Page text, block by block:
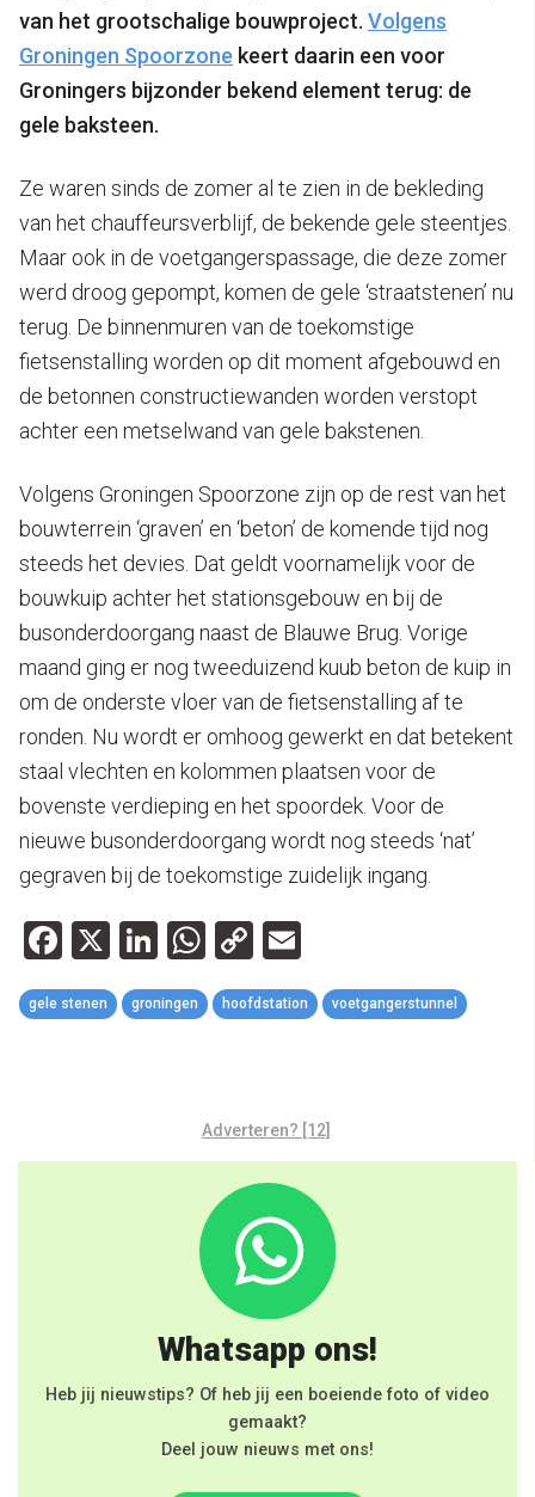
van het grootschalige bouwproject. Volgens
Groningen Spoorzone keert daarin een voor
Groningers bijzonder bekend element terug: de
gele baksteen.
Ze waren sinds de zomer al te zien in de bekleding
van het chauffeursverblijf, de bekende gele steentjes.
Maar ook in de voetgangerspassage, die deze zomer
werd droog gepompt, komen de gele ‘straatstenen’ nu
terug. De binnenmuren van de toekomstige
fietsenstalling worden op dit moment afgebouwd en
de betonnen constructiewanden worden verstopt
achter een metselwand van gele bakstenen.
Volgens Groningen Spoorzone zijn op de rest van het
bouwterrein ‘graven’ en ‘beton’ de komende tijd nog
steeds het devies. Dat geldt voornamelijk voor de
bouwkuip achter het stationsgebouw en bij de
busonderdoorgang naast de Blauwe Brug. Vorige
maand ging er nog tweeduizend kuub beton de kuip in
om de onderste vloer van de fietsenstalling af te
ronden. Nu wordt er omhoog gewerkt en dat betekent
staal vlechten en kolommen plaatsen voor de
bovenste verdieping en het spoordek. Voor de
nieuwe busonderdoorgang wordt nog steeds ‘nat’
gegraven bij de toekomstige zuidelijk ingang.
Facebook
X LinkedIn
WhatsApp
Copy
Link
gele stenen groningen hoofdstation voetgangerstunnel
Adverteren? [12]
Whatsapp ons!
Heb jij nieuwstips? Of heb jij een boeiende foto of video
gemaakt?
Deel jouw nieuws met ons!